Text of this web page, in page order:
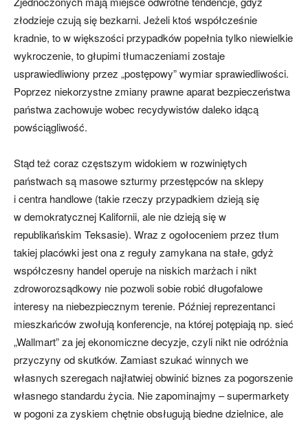
złodzieje czują się bezkarni. Jeżeli ktoś współcześnie
kradnie, to w większości przypadków popełnia tylko niewielkie
wykroczenie, to głupimi tłumaczeniami zostaje
usprawiedliwiony przez „postępowy” wymiar sprawiedliwości.
Poprzez niekorzystne zmiany prawne aparat bezpieczeństwa
państwa zachowuje wobec recydywistów daleko idącą
powściągliwość.
Stąd też coraz częstszym widokiem w rozwiniętych
państwach są masowe szturmy przestępców na sklepy
i centra handlowe (takie rzeczy przypadkiem dzieją się
w demokratycznej Kalifornii, ale nie dzieją się w
republikańskim Teksasie). Wraz z ogołoceniem przez tłum
takiej placówki jest ona z reguły zamykana na stałe, gdyż
współczesny handel operuje na niskich marżach i nikt
zdroworozsądkowy nie pozwoli sobie robić długofalowe
interesy na niebezpiecznym terenie. Później reprezentanci
mieszkańców zwołują konferencje, na której potępiają np. sieć
„Wallmart” za jej ekonomiczne decyzje, czyli nikt nie odróżnia
przyczyny od skutków. Zamiast szukać winnych we
własnych szeregach najłatwiej obwinić biznes za pogorszenie
własnego standardu życia. Nie zapominajmy – supermarkety
w pogoni za zyskiem chętnie obsługują biedne dzielnice, ale